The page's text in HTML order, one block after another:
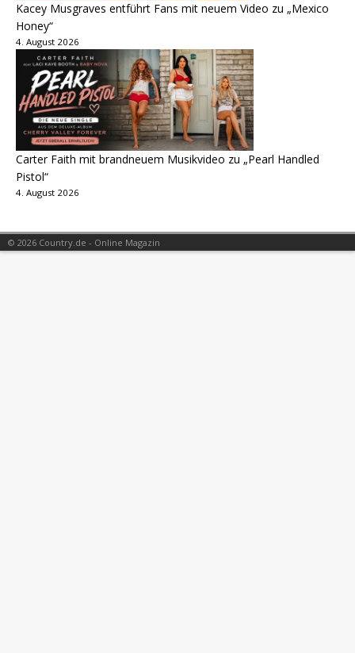
Kacey Musgraves entführt Fans mit neuem Video zu „Mexico
Honey“
4. August 2026
Carter Faith mit brandneuem Musikvideo zu „Pearl Handled
Pistol“
4. August 2026
© 2026 Country.de - Online Magazin